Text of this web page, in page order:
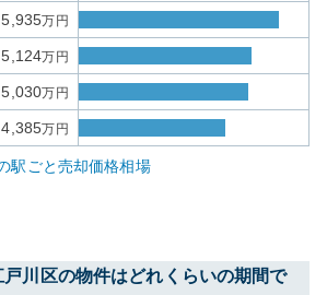
5,935万円
5,124万円
5,030万円
4,385万円
駅ごと売却価格相場
戸川区の物件はどれくらいの期間で